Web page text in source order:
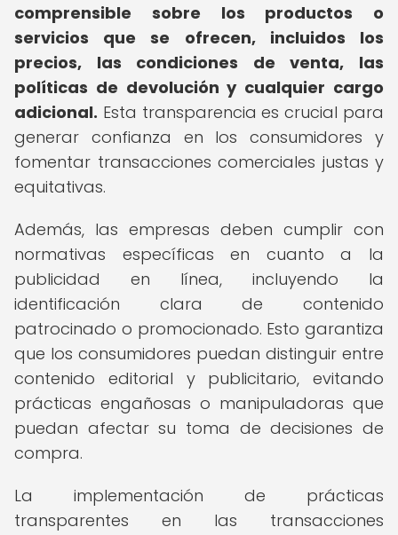
comprensible sobre los productos o
servicios que se ofrecen, incluidos los
precios, las condiciones de venta, las
políticas de devolución y cualquier cargo
adicional. Esta transparencia es crucial para
generar confianza en los consumidores y
fomentar transacciones comerciales justas y
equitativas.
Además, las empresas deben cumplir con
normativas específicas en cuanto a la
publicidad en línea, incluyendo la
identificación clara de contenido
patrocinado o promocionado. Esto garantiza
que los consumidores puedan distinguir entre
contenido editorial y publicitario, evitando
prácticas engañosas o manipuladoras que
puedan afectar su toma de decisiones de
compra.
La implementación de prácticas
transparentes en las transacciones